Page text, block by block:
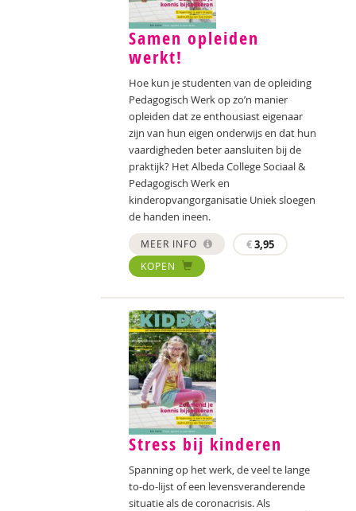
Samen opleiden
werkt!
Hoe kun je studenten van de opleiding
Pedagogisch Werk op zo’n manier
opleiden dat ze enthousiast eigenaar
zijn van hun eigen onderwijs en dat hun
vaardigheden beter aansluiten bij de
praktijk? Het Albeda College Sociaal &
Pedagogisch Werk en
kinderopvangorganisatie Uniek sloegen
de handen ineen.
MEER INFO €3,95
KOPEN
Stress bij kinderen
Spanning op het werk, de veel te lange
to-do-lijst of een levensveranderende
situatie als de coronacrisis. Als